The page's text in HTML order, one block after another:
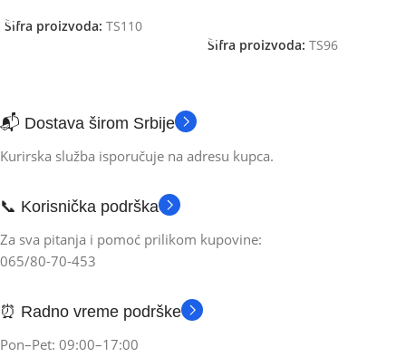
Šifra proizvoda: TS110
Šifra proizvoda: TS96
📬 Dostava širom Srbije
Kurirska služba isporučuje na adresu kupca.
📞 Korisnička podrška
Za sva pitanja i pomoć prilikom kupovine:
065/80-70-453
⏰ Radno vreme podrške
Pon–Pet: 09:00–17:00